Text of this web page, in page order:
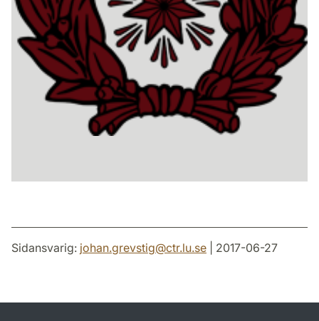
Sidansvarig: johan.grevstig@ctr.lu.se | 2017-06-27